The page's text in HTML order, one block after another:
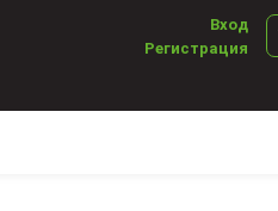
Вход
Регистрация